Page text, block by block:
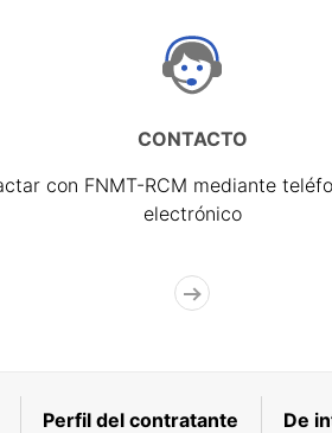
CONTACTO
con FNMT-RCM mediante
electrónico
Perfil del contratante De